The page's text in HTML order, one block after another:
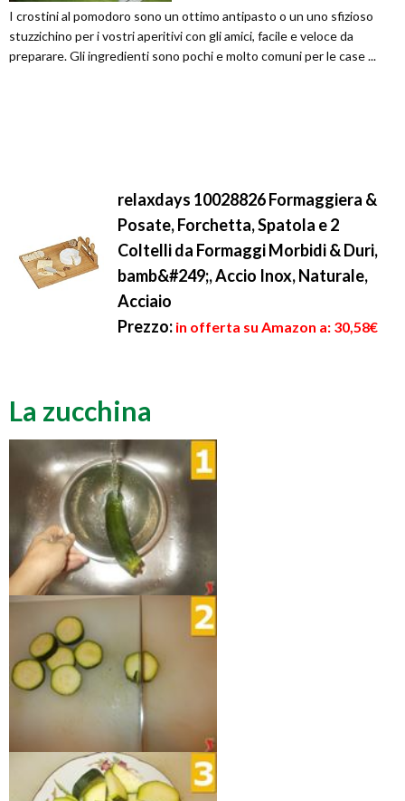
I crostini al pomodoro sono un ottimo antipasto o un uno sfizioso
stuzzichino per i vostri aperitivi con gli amici, facile e veloce da
preparare. Gli ingredienti sono pochi e molto comuni per le case ...
relaxdays 10028826 Formaggiera &
Posate, Forchetta, Spatola e 2
Coltelli da Formaggi Morbidi & Duri,
bamb&#249;, Accio Inox, Naturale,
Acciaio
Prezzo: in offerta su Amazon a: 30,58€
La zucchina